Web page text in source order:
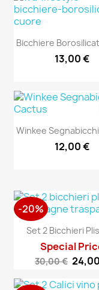
13,00 €
12,00 €
Set 2 Bicchieri
Special
30,00 €
-20%